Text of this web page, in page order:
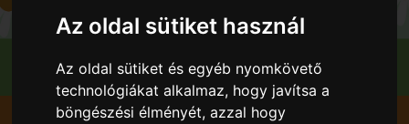
Az oldal sütiket használ
Az oldal sütiket és egyéb nyomkövető
technológiákat alkalmaz, hogy javítsa a
böngészési élményét, azzal hogy
Gyümölcsök Eper Földieper Gorella